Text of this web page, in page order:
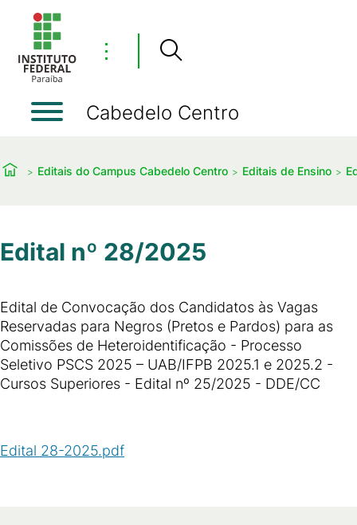
⋮
Cabedelo Centro
Editais do Campus Cabedelo Centro Editais de Ensino
Edital nº 28/2025
Edital de Convocação dos Candidatos às Vagas
Reservadas para Negros (Pretos e Pardos) para as
Comissões de Heteroidentificação - Processo
Seletivo PSCS 2025 – UAB/IFPB 2025.1 e 2025.2 -
Cursos Superiores - Edital nº 25/2025 - DDE/CC
Edital 28-2025.pdf